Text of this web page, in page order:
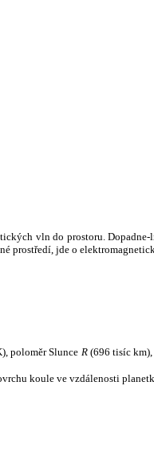
vln do prostoru.
prostředí, jde o
poloměr Slunce R(696 tisíc
koule ve vzdálenosti